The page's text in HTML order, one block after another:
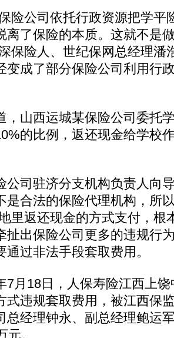
公司依托行政资源把学平
离了保险的本质。这就不是
保险人、世纪保网总经理潘
变成了部分保险公司利用行
山西运城某保险公司委托
的比例，返还现金给学校
司驻济分支机构负责人向
是合法的保险代理机构，所
里返还现金的方式支付，根
扯出保险公司更多的违规行
过非法手段套取费用。
18日，人保寿险江西上饶
式违规套取费用，被江西保
总经理钟永、副总经理鲍运
。